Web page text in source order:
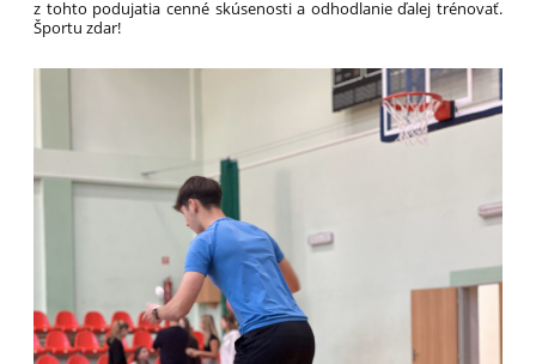
z tohto podujatia cenné skúsenosti a odhodlanie ďalej trénovať.
Športu zdar!